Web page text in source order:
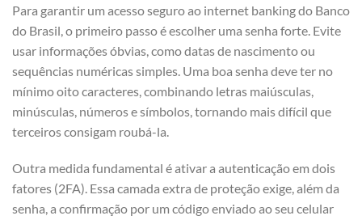
Para garantir um acesso seguro ao internet banking do Banco
do Brasil, o primeiro passo é escolher uma senha forte. Evite
usar informações óbvias, como datas de nascimento ou
sequências numéricas simples. Uma boa senha deve ter no
mínimo oito caracteres, combinando letras maiúsculas,
minúsculas, números e símbolos, tornando mais difícil que
terceiros consigam roubá-la.
Outra medida fundamental é ativar a autenticação em dois
fatores (2FA). Essa camada extra de proteção exige, além da
senha, a confirmação por um código enviado ao seu celular